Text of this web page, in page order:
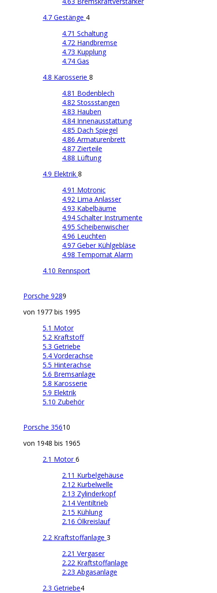
4.7 Gestänge 4
4.71 Schaltung
4.72 Handbremse
4.73 Kupplung
4.74 Gas
4.8 Karosserie 8
4.81 Bodenblech
4.82 Stossstangen
4.83 Hauben
4.84 Innenausstattung
4.85 Dach Spiegel
4.86 Armaturenbrett
4.87 Zierteile
4.88 Lüftung
4.9 Elektrik 8
4.91 Motronic
4.92 Lima Anlasser
4.93 Kabelbäume
4.94 Schalter Instrumente
4.95 Scheibenwischer
4.96 Leuchten
4.97 Geber Kühlgebläse
4.98 Tempomat Alarm
4.10 Rennsport
Porsche 9289
von 1977 bis 1995
5.1 Motor
5.2 Kraftstoff
5.3 Getriebe
5.4 Vorderachse
5.5 Hinterachse
5.6 Bremsanlage
5.8 Karosserie
5.9 Elektrik
5.10 Zubehör
Porsche 35610
von 1948 bis 1965
2.1 Motor6
2.11 Kurbelgehäuse
2.12 Kurbelwelle
2.13 Zylinderkopf
2.14 Ventiltrieb
2.15 Kühlung
2.16 Ölkreislauf
2.2 Kraftstoffanlage 3
2.21 Vergaser
2.22 Kraftstoffanlage
2.23 Abgasanlage
2.3 Getriebe4